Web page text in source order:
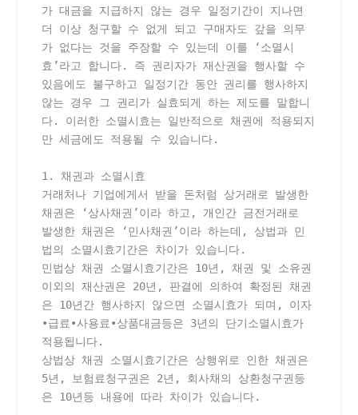
가 대금을 지급하지 않는 경우 일정기간이 지나면
더 이상 청구할 수 없게 되고 구매자도 갚을 의무
가 없다는 것을 주장할 수 있는데 이를 ‘소멸시
효’라고 합니다. 즉 권리자가 재산권을 행사할 수
있음에도 불구하고 일정기간 동안 권리를 행사하지
않는 경우 그 권리가 실효되게 하는 제도를 말합니
다. 이러한 소멸시효는 일반적으로 채권에 적용되지
만 세금에도 적용될 수 있습니다.
1. 채권과 소멸시효
거래처나 기업에게서 받을 돈처럼 상거래로 발생한
채권은 ‘상사채권’이라 하고, 개인간 금전거래로
발생한 채권은 ‘민사채권’이라 하는데, 상법과 민
법의 소멸시효기간은 차이가 있습니다.
민법상 채권 소멸시효기간은 10년, 채권 및 소유권
이외의 재산권은 20년, 판결에 의하여 확정된 채권
은 10년간 행사하지 않으면 소멸시효가 되며, 이자
∙급료∙사용료∙상품대금등은 3년의 단기소멸시효가
적용됩니다.
상법상 채권 소멸시효기간은 상행위로 인한 채권은
5년, 보험료청구권은 2년, 회사채의 상환청구권등
은 10년등 내용에 따라 차이가 있습니다.